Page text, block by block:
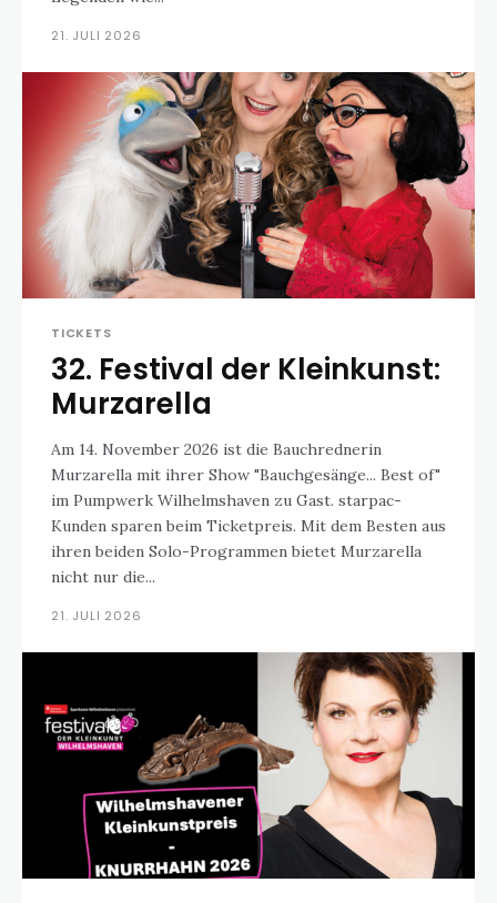
21. JULI 2026
TICKETS
32. Festival der Kleinkunst:
Murzarella
Am 14. November 2026 ist die Bauchrednerin
Murzarella mit ihrer Show "Bauchgesänge... Best of"
im Pumpwerk Wilhelmshaven zu Gast. starpac-
Kunden sparen beim Ticketpreis. Mit dem Besten aus
ihren beiden Solo-Programmen bietet Murzarella
nicht nur die...
21. JULI 2026